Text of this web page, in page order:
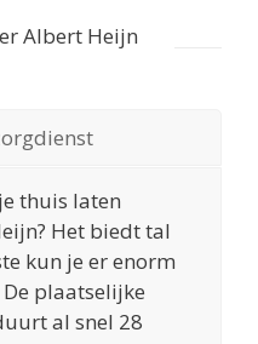
Albert Heijn
thuis laten
Het biedt tal
kun je er enorm
plaatselijke
al snel 28